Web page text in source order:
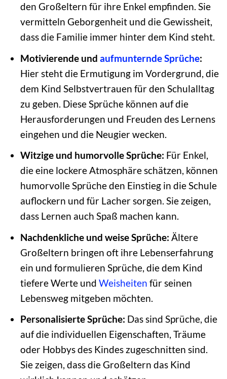
den Großeltern für ihre Enkel empfinden. Sie
vermitteln Geborgenheit und die Gewissheit,
dass die Familie immer hinter dem Kind steht.
Motivierende und aufmunternde Sprüche:
Hier steht die Ermutigung im Vordergrund, die
dem Kind Selbstvertrauen für den Schulalltag
zu geben. Diese Sprüche können auf die
Herausforderungen und Freuden des Lernens
eingehen und die Neugier wecken.
Witzige und humorvolle Sprüche: Für Enkel,
die eine lockere Atmosphäre schätzen, können
humorvolle Sprüche den Einstieg in die Schule
auflockern und für Lacher sorgen. Sie zeigen,
dass Lernen auch Spaß machen kann.
Nachdenkliche und weise Sprüche: Ältere
Großeltern bringen oft ihre Lebenserfahrung
ein und formulieren Sprüche, die dem Kind
tiefere Werte und Weisheiten für seinen
Lebensweg mitgeben möchten.
Personalisierte Sprüche: Das sind Sprüche, die
auf die individuellen Eigenschaften, Träume
oder Hobbys des Kindes zugeschnitten sind.
Sie zeigen, dass die Großeltern das Kind